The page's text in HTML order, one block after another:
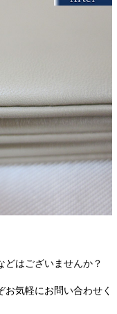
どはございませんか？
気軽にお問い合わせく